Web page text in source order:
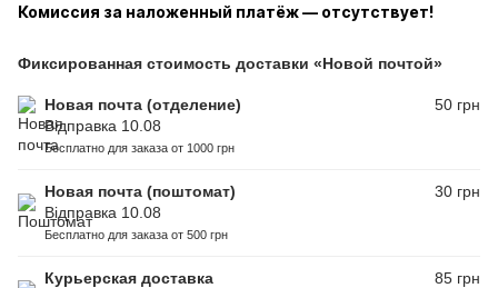
Комиссия за наложенный платёж — отсутствует!
Фиксированная стоимость доставки «Новой почтой»
Новая почта (отделение)
Відправка 10.08
Бесплатно для заказа от 1000 грн
50 грн
Новая почта (поштомат)
Відправка 10.08
Бесплатно для заказа от 500 грн
30 грн
Курьерская доставка
85 грн